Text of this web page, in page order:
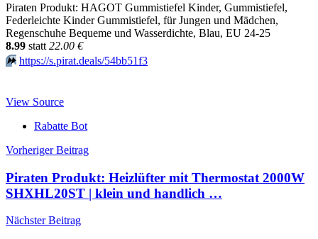
Piraten Produkt: HAGOT Gummistiefel Kinder, Gummistiefel,
Federleichte Kinder Gummistiefel, für Jungen und Mädchen,
Regenschuhe Bequeme und Wasserdichte, Blau, EU 24-25
8.99 statt 22.00 €
⏩️ https://s.pirat.deals/54bb51f3
View Source
Rabatte Bot
Beitragsnavigation
Vorheriger Beitrag
Piraten Produkt: Heizlüfter mit Thermostat 2000W
SHXHL20ST | klein und handlich …
Nächster Beitrag